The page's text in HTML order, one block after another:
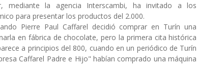
mediante la agencia Interscambi, ha invitado a los
para presentar los productos del 2.000.
Pierre Paul Caffarel decidió comprar en Turín una
en fábrica de chocolate, pero la primera cita histórica
a principios del 800, cuando en un periódico de Turín
Caffarel Padre e Hijo" habían comprado una máquina